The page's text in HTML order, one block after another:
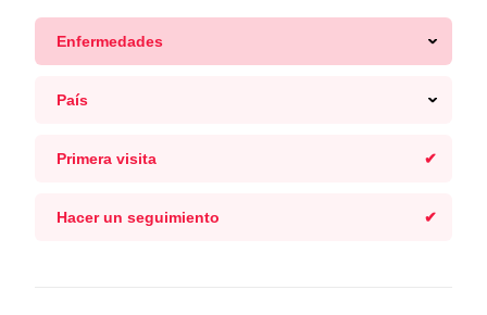
Enfermedades
País
Primera visita
Hacer un seguimiento